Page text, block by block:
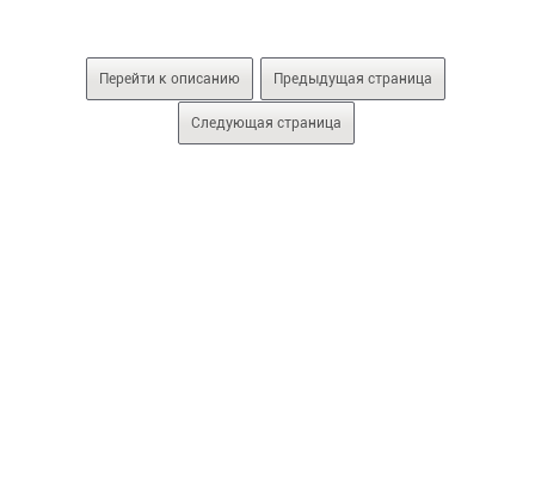
Перейти к описанию Предыдущая страница
Следующая страница